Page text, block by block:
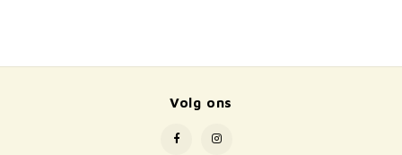
Volg ons